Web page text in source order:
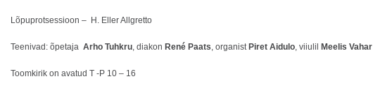
Lõpuprotsessioon – H. Eller Allgretto
Teenivad: õpetaja Arho Tuhkru, diakon René Paats, organist Piret Aidulo, viiulil Meelis Vahar
Toomkirik on avatud T -P 10 – 16